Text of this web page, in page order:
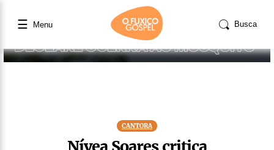
☰ Menu Busca
CANTORA